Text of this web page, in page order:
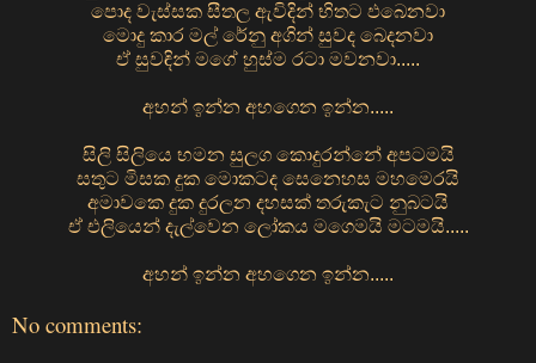
පොද වැස්සක සීතල ඇවිදින් භිතට ඵබෙනවා
මොදු කාර මල් රේනු අගින් සුවද බෙදනවා
ඒ සුවඳින් මගේ හුස්ම රටා මවනවා.....
අහන් ඉන්න අහගෙන ඉන්න.....
සිලි සිලියෙ භමන සුලග කොදුරන්නේ අපටමයි
සතුට මිසක දුක මොකටද සෙනෙහස මහමෙරයි
අමාවකෙ දුක දුරලන දහසක් තරුකැට නුබටයි
ඒ එලියෙන් දැල්වෙන ලෝකය මගෙමයි මටමයි.....
අහන් ඉන්න අහගෙන ඉන්න.....
No comments: